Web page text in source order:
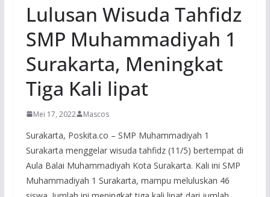
Lulusan Wisuda Tahfidz
SMP Muhammadiyah 1
Surakarta, Meningkat
Tiga Kali lipat
Mei 17, 2022 Mascos
Surakarta, Poskita.co – SMP Muhammadiyah 1
Surakarta menggelar wisuda tahfidz (11/5) bertempat di
Aula Balai Muhammadiyah Kota Surakarta. Kali ini SMP
Muhammadiyah 1 Surakarta, mampu meluluskan 46